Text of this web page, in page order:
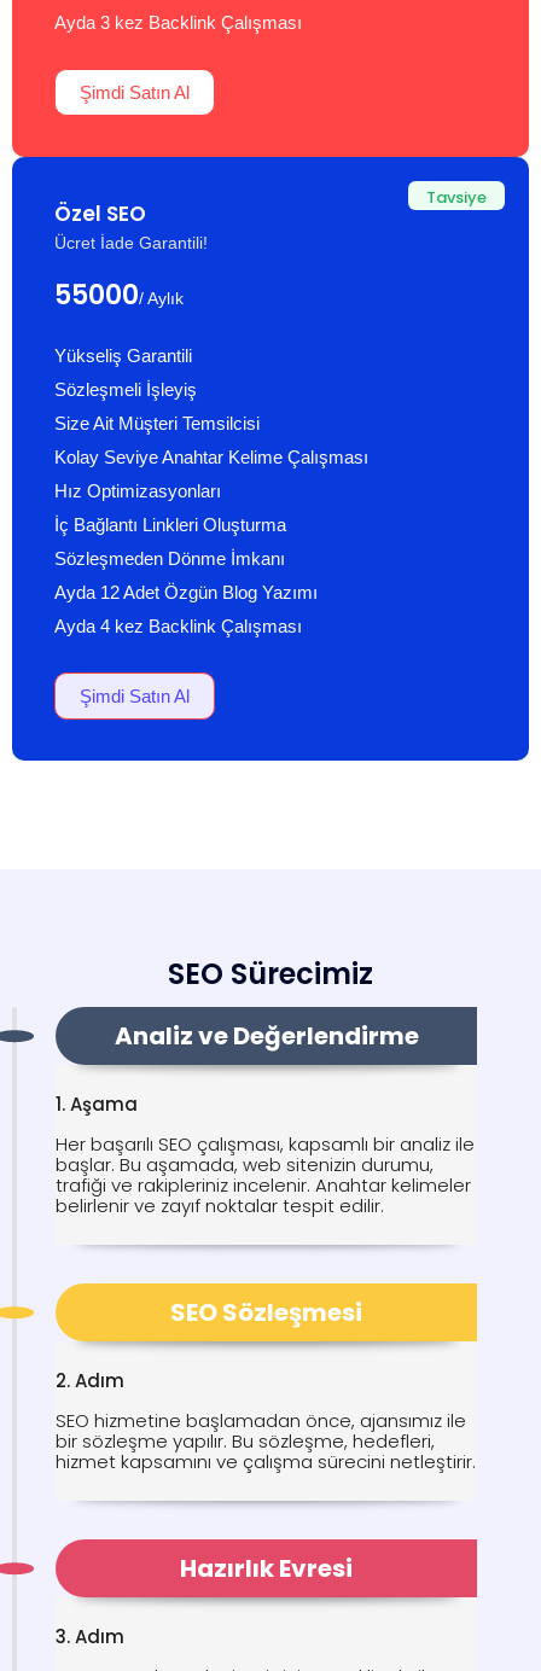
Ayda 3 kez Backlink Çalışması
Şimdi Satın Al
Özel SEO
Tavsiye
Ücret İade Garantili!
55000/ Aylık
Yükseliş Garantili
Sözleşmeli İşleyiş
Size Ait Müşteri Temsilcisi
Kolay Seviye Anahtar Kelime Çalışması
Hız Optimizasyonları
İç Bağlantı Linkleri Oluşturma
Sözleşmeden Dönme İmkanı
Ayda 12 Adet Özgün Blog Yazımı
Ayda 4 kez Backlink Çalışması
Şimdi Satın Al
SEO Sürecimiz
Analiz ve Değerlendirme
1. Aşama
Her başarılı SEO çalışması, kapsamlı bir analiz ile
başlar. Bu aşamada, web sitenizin durumu,
trafiği ve rakipleriniz incelenir. Anahtar kelimeler
belirlenir ve zayıf noktalar tespit edilir.
SEO Sözleşmesi
2. Adım
SEO hizmetine başlamadan önce, ajansımız ile
bir sözleşme yapılır. Bu sözleşme, hedefleri,
hizmet kapsamını ve çalışma sürecini netleştirir.
Hazırlık Evresi
3. Adım